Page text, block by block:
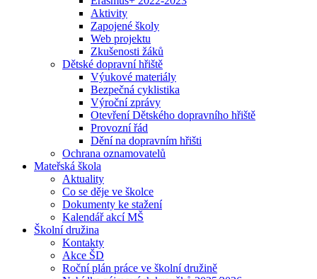
Aktivity
Zapojené školy
Web projektu
Zkušenosti žáků
Dětské dopravní hřiště
Výukové materiály
Bezpečná cyklistika
Výroční zprávy
Otevření Dětského dopravního hřiště
Provozní řád
Dění na dopravním hřišti
Ochrana oznamovatelů
Mateřská škola
Aktuality
Co se děje ve školce
Dokumenty ke stažení
Kalendář akcí MŠ
Školní družina
Kontakty
Akce ŠD
Roční plán práce ve školní družině